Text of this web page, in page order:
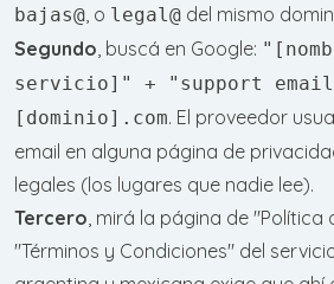
bajas@ , o legal@ del mismo
Segundo , buscá en Google:
servicio]" + "support
[dominio].com. El proveedor
email en alguna página de
legales (los lugares que nadie lee).
Tercero , mirá la página de
"Términos y Condiciones" del